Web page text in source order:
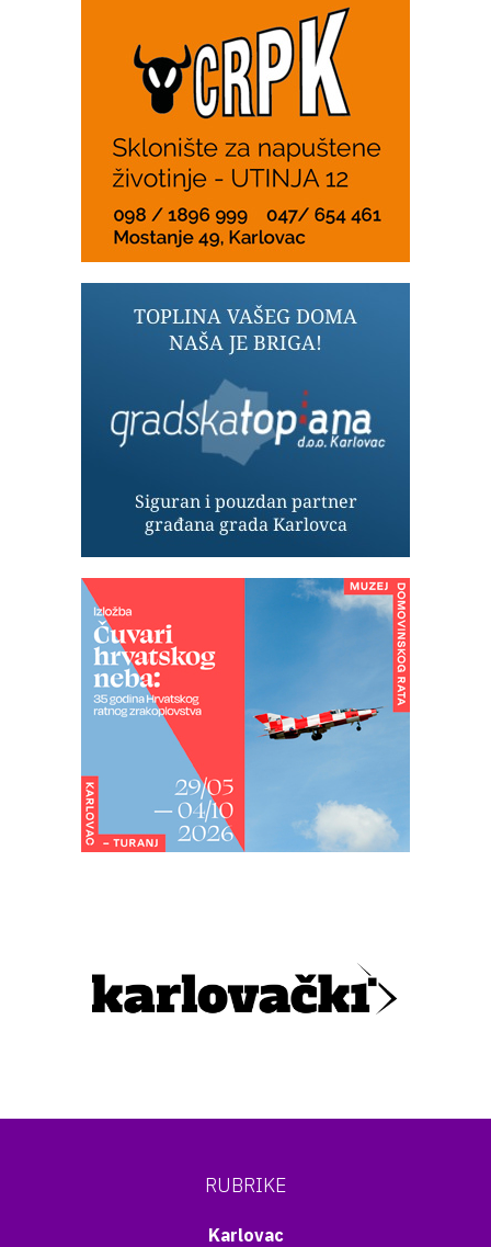
RUBRIKE
Karlovac